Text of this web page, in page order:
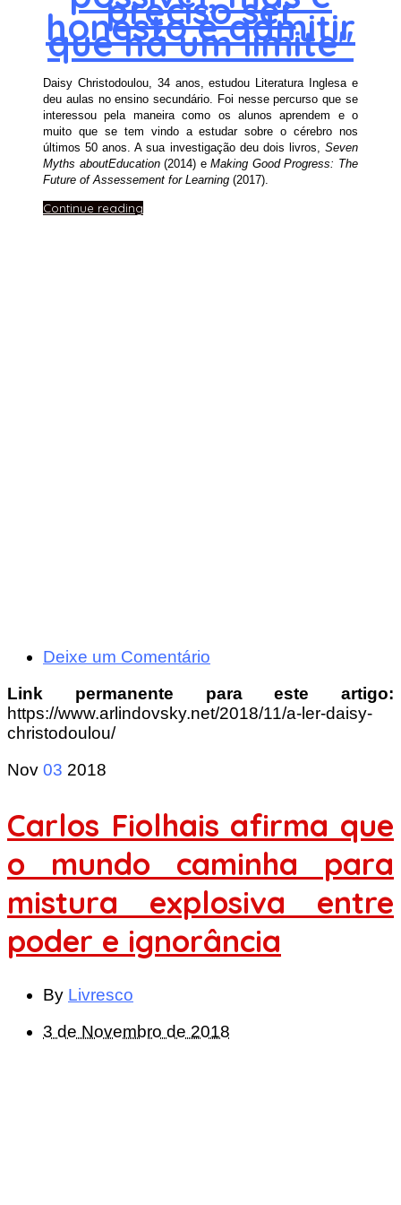
preciso ser
honesto e admitir
que há um limite″
Daisy Christodoulou, 34 anos, estudou Literatura Inglesa e
deu aulas no ensino secundário. Foi nesse percurso que se
interessou pela maneira como os alunos aprendem e o
muito que se tem vindo a estudar sobre o cérebro nos
últimos 50 anos. A sua investigação deu dois livros, Seven
Myths aboutEducation(2014) eMaking Good Progress: The
Future of Assessement for Learning (2017).
Continue reading
Deixe um Comentário
Link permanente para este artigo:
https://www.arlindovsky.net/2018/11/a-ler-daisy-
christodoulou/
Nov 03 2018
Carlos Fiolhais afirma que
o mundo caminha para
mistura explosiva entre
poder e ignorância
By Livresco
3 de Novembro de 2018